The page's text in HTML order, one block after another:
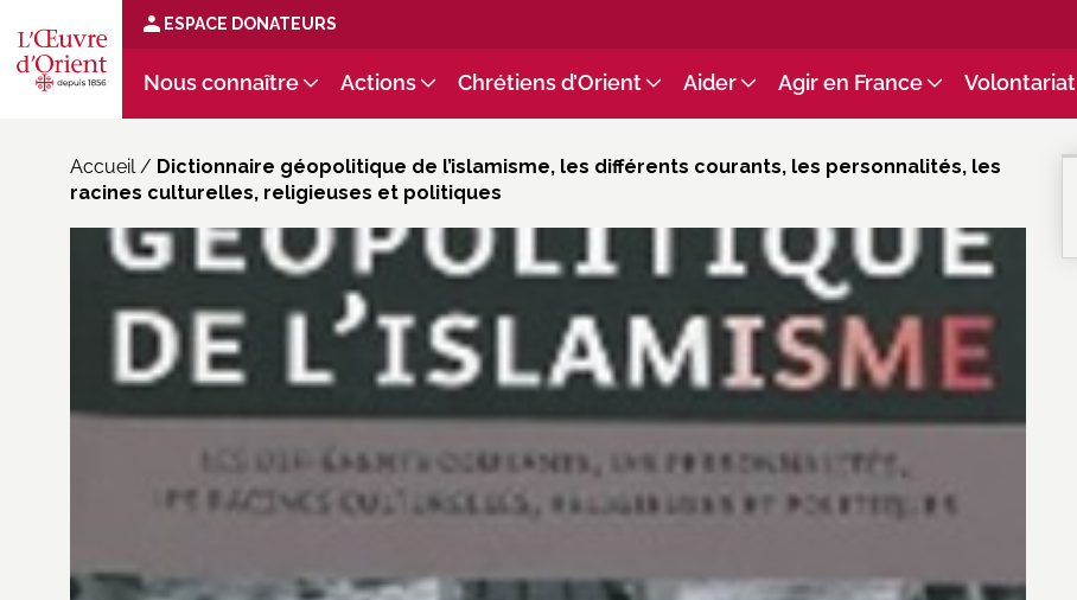
ESPACE DONATEURS
Nous connaître Actions Chrétiens d’Orient Aider Agir en France Volontariat
Accueil/ Dictionnaire géopolitique de l’islamisme, les différents courants, les personnalités, les
racines culturelles, religieuses et politiques